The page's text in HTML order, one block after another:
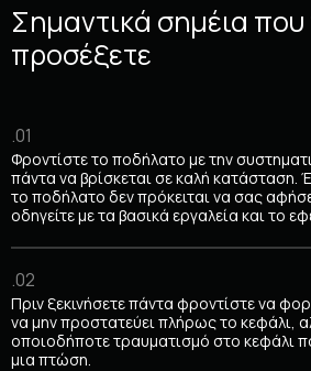
Σημαντικά σημέια
προσέξετε
.01
Φροντίστε το ποδήλατο με την
πάντα να βρίσκεται σε καλή κατάσταση.
το ποδήλατο δεν πρόκειται να σας
οδηγείτε με τα βασικά εργαλεία και το
.02
Πριν ξεκινήσετε πάντα φροντίστε να
να μην προστατεύει πλήρως το κεφάλι,
οποιοδήποτε τραυματισμό στο κεφάλι
μια πτώση.